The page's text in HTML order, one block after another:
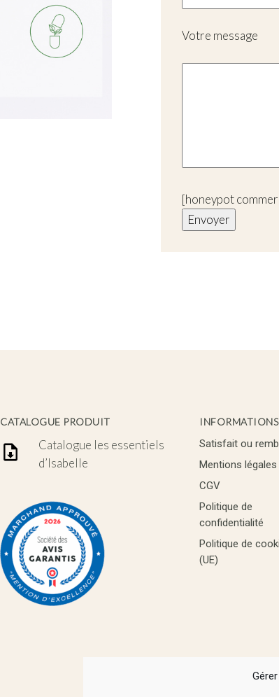
Votre message
[honeypot
CATALOGUE PRODUIT
Catalogue les essentiels
d’Isabelle
INFORMATIONS
Satisfait ou
Mentions légales
CGV
Politique de
confidentialité
Politique de
(UE)